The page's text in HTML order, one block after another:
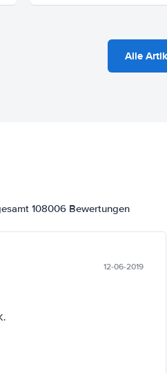
Alle
108006 Bewertungen
12-06-2019